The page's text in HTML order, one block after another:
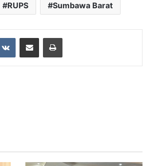
RUPS Sumbawa Barat
VKontakteShare via Email Print